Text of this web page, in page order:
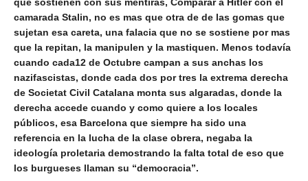
camarada Stalin, no es mas que otra de de las gomas que
sujetan esa careta, una falacia que no se sostiene por mas
que la repitan, la manipulen y la mastiquen. Menos todavía
cuando cada12 de Octubre campan a sus anchas los
nazifascistas, donde cada dos por tres la extrema derecha
de Societat Civil Catalana monta sus algaradas, donde la
derecha accede cuando y como quiere a los locales
públicos, esa Barcelona que siempre ha sido una
referencia en la lucha de la clase obrera, negaba la
ideología proletaria demostrando la falta total de eso que
los burgueses llaman su “democracia”.